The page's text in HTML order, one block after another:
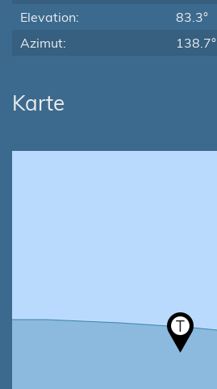
Elevation:
83.3°
Azimut:
138.7°
Karte